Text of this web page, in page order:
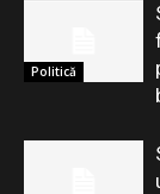
Politică